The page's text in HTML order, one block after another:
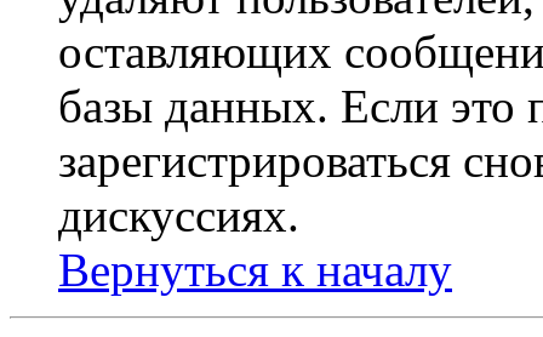
оставляющих
базы данных. Если это
зарегистрироваться
дискуссиях.
Вернуться к началу